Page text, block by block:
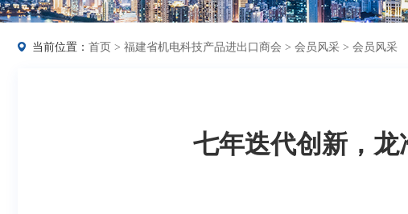
当前位置： 首页 > 福建省机电科技产品进出口商会 > 会员风采 > 会员风采
七年迭代创新，